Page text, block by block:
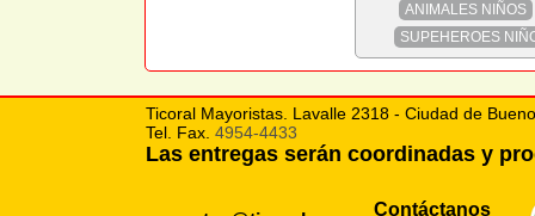
ANIMALES NIÑOS
SUPEHEROES
Ticoral Mayoristas. Lavalle 2318 - Ciudad de
Tel. Fax. 4954-4433
Las entregas serán coordinadas y
Contáctanos